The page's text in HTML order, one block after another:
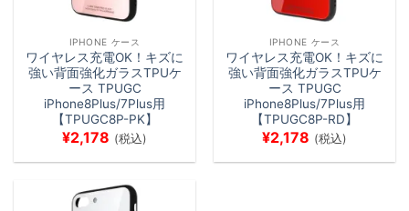
IPHONE ケース
ワイヤレス充電OK！キズに
強い背面強化ガラスTPUケ
ース TPUGC
iPhone8Plus/7Plus用
【TPUGC8P-PK】
¥2,178 (税込)
IPHONE ケース
ワイヤレス充電OK！キズに
強い背面強化ガラスTPUケ
ース TPUGC
iPhone8Plus/7Plus用
【TPUGC8P-RD】
¥2,178 (税込)